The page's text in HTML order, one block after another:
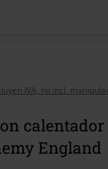
IVA, no incl.
England